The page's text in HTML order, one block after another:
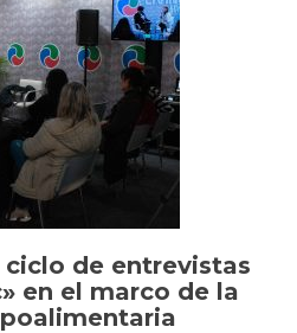
consecutivo
para
realizar
la
cobertura
digital
de
de entrevistas
en el marco de la